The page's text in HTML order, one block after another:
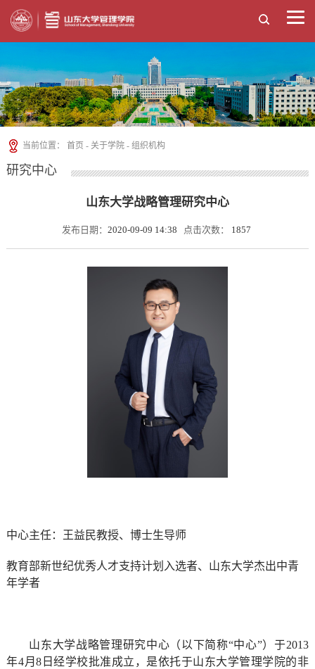
当前位置： 首页 - 关于学院 -组织机构
研究中心
山东大学战略管理研究中心
发布日期： 2020-09-09 14:38 点击次数： 1857
中心主任：王益民教授、博士生导师
教育部新世纪优秀人才支持计划入选者、山东大学杰出中青
年学者
山东大学战略管理研究中心（以下简称“中心”）于2013
年4月8 日经学校批准成立，是依托于山东大学管理学院的非